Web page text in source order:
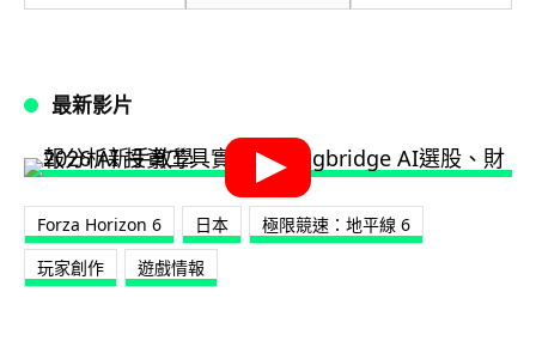
最新影片
Forza Horizon 6 日本
極限競速：地平線 6
玩家創作
遊戲情報